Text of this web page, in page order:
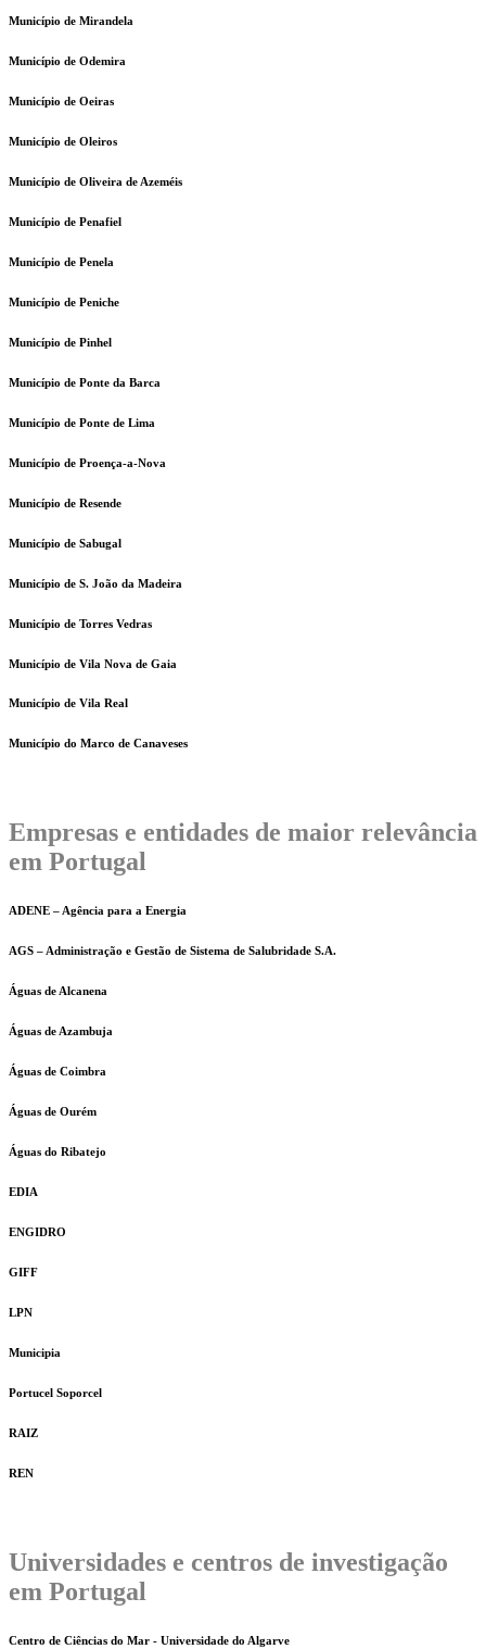
Município de Mirandela
Município de Odemira
Município de Oeiras
Município de Oleiros
Município de Oliveira de Azeméis
Município de Penafiel
Município de Penela
Município de Peniche
Município de Pinhel
Município de Ponte da Barca
Município de Ponte de Lima
Município de Proença-a-Nova
Município de Resende
Município de Sabugal
Município de S. João da Madeira
Município de Torres Vedras
Município de Vila Nova de Gaia
Município de Vila Real
Município do Marco de Canaveses
Empresas e entidades de maior relevância
em Portugal
ADENE – Agência para a Energia
AGS – Administração e Gestão de Sistema de Salubridade S.A.
Águas de Alcanena
Águas de Azambuja
Águas de Coimbra
Águas de Ourém
Águas do Ribatejo
EDIA
ENGIDRO
GIFF
LPN
Municipia
Portucel Soporcel
RAIZ
REN
Universidades e centros de investigação
em Portugal
Centro de Ciências do Mar - Universidade do Algarve